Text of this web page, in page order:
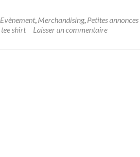
Evènement, Merchandising, Petites annonces
tee shirt Laisser un commentaire